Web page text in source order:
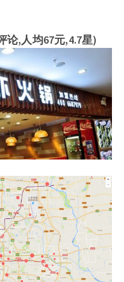
论,人均67元,4.7星)